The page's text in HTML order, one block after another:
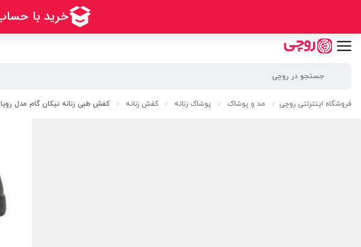
فروشگاه اینترنتی روچی / مد و پوشاک / پوشاک زنانه / کفش زنانه / کفش طبی زنانه نیکان گام مدل رویا